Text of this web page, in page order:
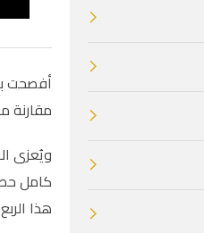
مقارنة مع 6.2 مليون دولار لذات الفترة من العام 2025،
ويُعزى
كامل
هذا